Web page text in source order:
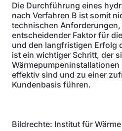
Die Durchführung eines
nach Verfahren B ist somit
technischen
entscheidender Faktor für
und den langfristigen Erfolg
ist ein wichtiger Schritt, der
effektiv sind und zu einer
Kundenbasis führen.
Bildrechte: Institut für